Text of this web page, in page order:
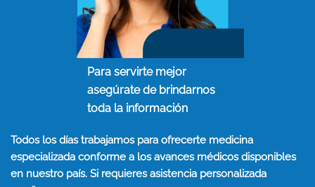
Para servirte mejor
asegúrate de brindarnos
toda la información
Todos los días trabajamos para ofrecerte medicina
especializada conforme a los avances médicos disponibles
en nuestro país. Si requieres asistencia personalizada